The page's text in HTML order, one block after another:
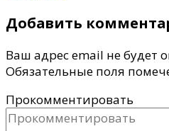
Добавить
Ваш адрес email не будет
Обязательные поля
Прокомментировать